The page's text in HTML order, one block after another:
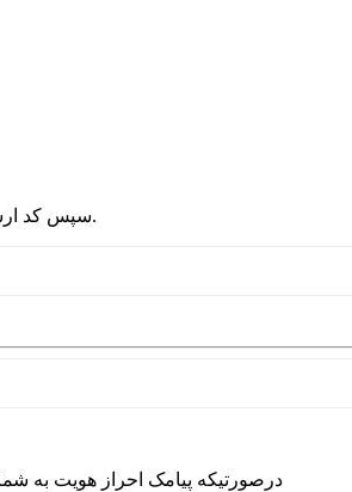
2 - سپس کد ارسال شده به شماره موبایلتان را در قسمت پایین نوشته و دکمه ورود را انتخاب کنید.
درصورتیکه پیامک احراز هویت به